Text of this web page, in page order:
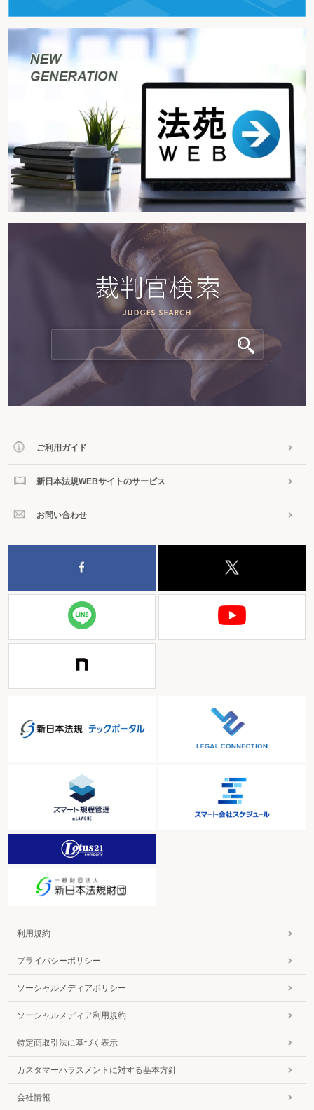
ご利用ガイド
新日本法規WEBサイトのサービス
お問い合わせ
利用規約
プライバシーポリシー
ソーシャルメディアポリシー
ソーシャルメディア利用規約
特定商取引法に基づく表示
カスタマーハラスメントに対する基本方針
会社情報